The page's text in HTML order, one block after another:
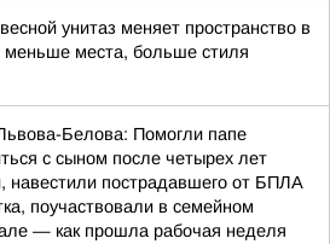
унитаз меняет пространство в
меньше места, больше стиля
Белова: Помогли папе
с сыном после четырех лет
навестили пострадавшего от БПЛА
поучаствовали в семейном
— как прошла рабочая неделя